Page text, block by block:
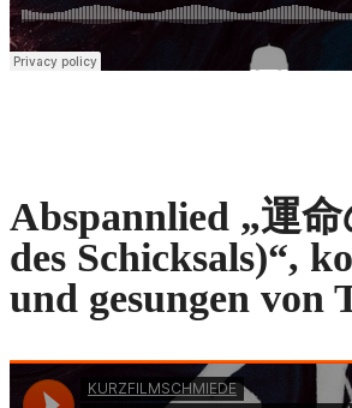
Abspannlied „運
des Schicksals)“,
und gesungen von